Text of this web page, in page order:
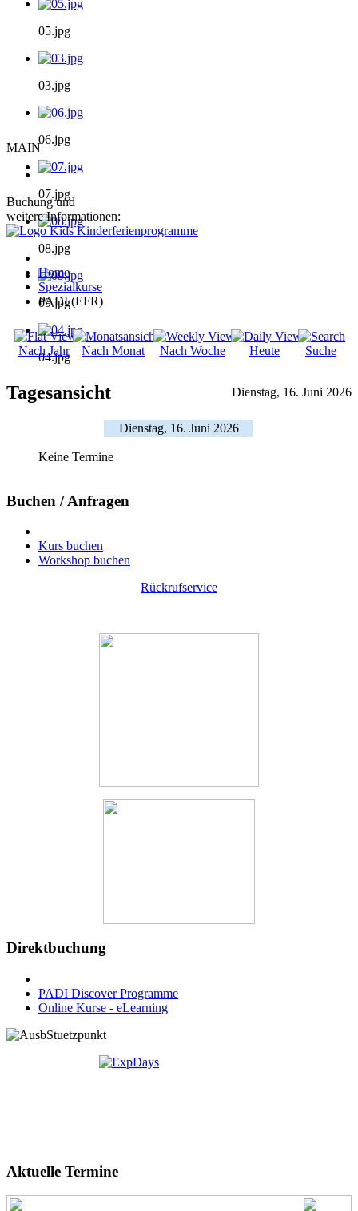
05.jpg
03.jpg
06.jpg
07.jpg
08.jpg
09.jpg
04.jpg
MAIN
Buchung und
weitere Informationen:
Home
Spezialkurse
PADI (EFR)
Nach Jahr Nach Monat Nach Woche Heute Suche
Tagesansicht Dienstag, 16. Juni 2026
Dienstag, 16. Juni 2026
Keine Termine
Buchen / Anfragen
Kurs buchen
Workshop buchen
Rückrufservice
Direktbuchung
PADI Discover Programme
Online Kurse - eLearning
Aktuelle Termine